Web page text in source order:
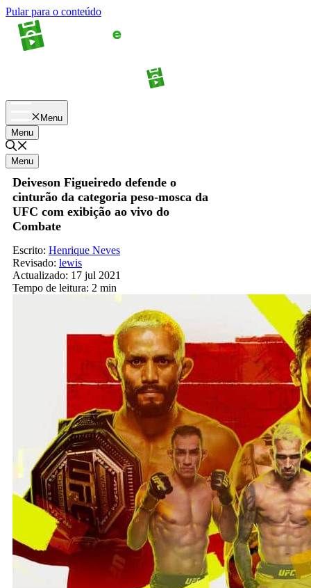
Pular para o conteúdo
Menu
Menu
Menu
Deiveson Figueiredo defende o
cinturão da categoria peso-mosca da
UFC com exibição ao vivo do
Combate
Escrito: Henrique Neves
Revisado: lewis
Actualizado: 17 jul 2021
Tempo de leitura: 2 min